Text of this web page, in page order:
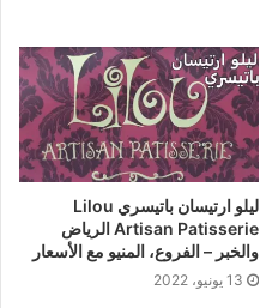
ليلو ارتيسان باتيسري Lilou
Artisan Patisserie الرياض
والخبر – الفروع، المنيو مع الأسعار
13 يونيو، 2022